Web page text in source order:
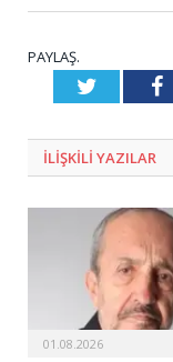
PAYLAŞ.
Twitter
ILIŞKILI YAZILAR
01.08.2026